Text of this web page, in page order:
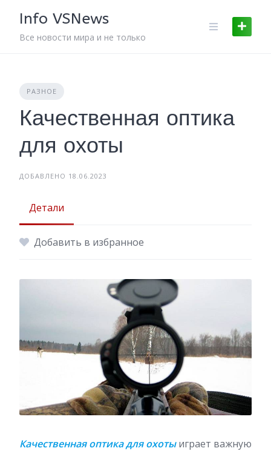
content
Info VSNews
Все новости мира и не только
РАЗНОЕ
Качественная оптика
для охоты
ДОБАВЛЕНО 18.06.2023
Детали
Добавить в избранное
Качественная оптика для охотыиграет важную